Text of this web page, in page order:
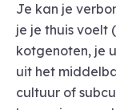
Je kan je
je je thuis voelt
kotgenoten, je
uit het
cultuur of